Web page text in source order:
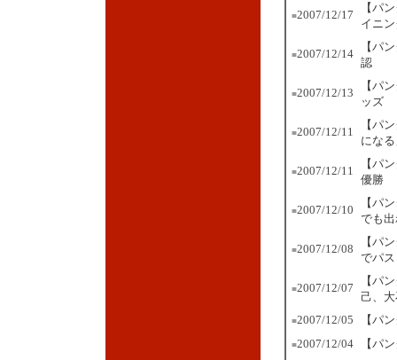
■2007/12/17
【パ
イニ
■2007/12/14
【パ
認
■2007/12/13
【パ
ッズ
■2007/12/11
【パ
にな
■2007/12/11
【パ
優勝
■2007/12/10
【パ
でも
■2007/12/08
【パ
でパス
■2007/12/07
【パ
己、
■2007/12/05 【パ
■2007/12/04 【パ